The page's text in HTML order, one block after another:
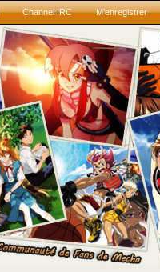
Channel IRC M’enregistrer